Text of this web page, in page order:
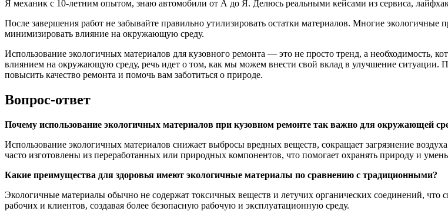
Я механик с 10-летним опытом, знаю автомобили от А до Я. Делюсь реальными кейсами из сервиса,
После завершения работ не забывайте правильно утилизировать остатки материалов. Многие
минимизировать влияние на окружающую среду.
Использование экологичных материалов для кузовного ремонта — это не просто тренд, а необходимость,
влиянием на окружающую среду, речь идет о том, как мы можем внести свой вклад в улучшение ситуации.
повысить качество ремонта и помочь вам заботиться о природе.
Вопрос-ответ
Почему использование экологичных материалов при кузовном ремонте так важно для окружающей
Использование экологичных материалов снижает выбросы вредных веществ, сокращает загрязнение
часто изготовлены из переработанных или природных компонентов, что помогает охранять природу и
Какие преимущества для здоровья имеют экологичные материалы по сравнению с традиционными?
Экологичные материалы обычно не содержат токсичных веществ и летучих органических соединений, что
рабочих и клиентов, создавая более безопасную рабочую и эксплуатационную среду.